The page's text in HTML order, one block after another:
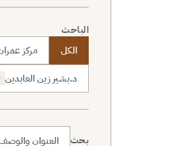
الباحث
الكل مركز
د.بشير زين العابدين
بحث